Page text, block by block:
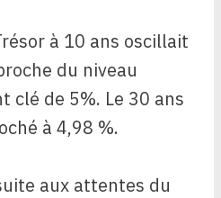
à 10 ans oscillait
du niveau
clé de 5%. Le 30 ans
à 4,98 %.
aux attentes du